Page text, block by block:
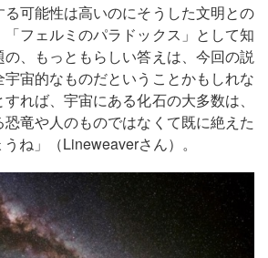
可能性は高いのにそうした文明との
フェルミのパラドックス」として知
、もっともらしい答えは、今回の説
宙的なものだということかもしれな
れば、宇宙にある化石の大多数は、
竜や人のものではなくて既に絶えた
ね」（Lineweaverさん）。